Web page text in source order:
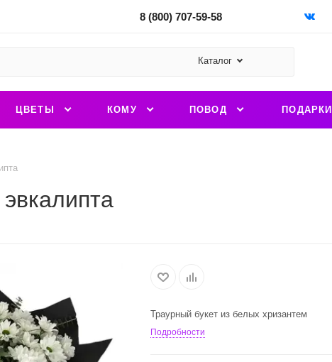
8 (800) 707-59-58
Каталог
ЦВЕТЫ КОМУ ПОВОД ПОДАРКИ
Траурный букет из белых хризантем
Подробности